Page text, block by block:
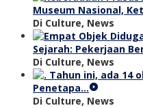
Museum Nasional,
Di Culture, News
Sejarah: Pekerjaan
Di Culture, News
Penetapa…
Di Culture, News